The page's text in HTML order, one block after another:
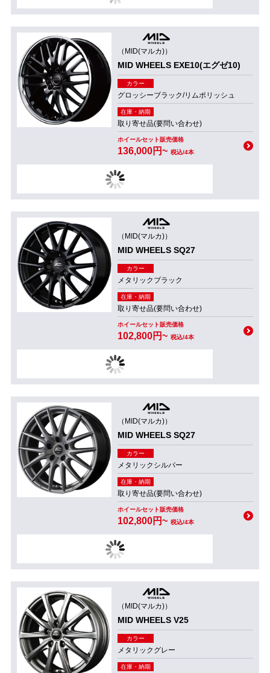
（MID(マルカ)）
MID WHEELS EXE10(エグゼ10)
カラー
グロッシーブラック/リムポリッシュ
在庫・納期
取り寄せ品(要問い合わせ)
ホイールセット販売価格
136,000円~ 税込/4本
（MID(マルカ)）
MID WHEELS SQ27
カラー
メタリックブラック
在庫・納期
取り寄せ品(要問い合わせ)
ホイールセット販売価格
102,800円~ 税込/4本
（MID(マルカ)）
MID WHEELS SQ27
カラー
メタリックシルバー
在庫・納期
取り寄せ品(要問い合わせ)
ホイールセット販売価格
102,800円~ 税込/4本
（MID(マルカ)）
MID WHEELS V25
カラー
メタリックグレー
在庫・納期